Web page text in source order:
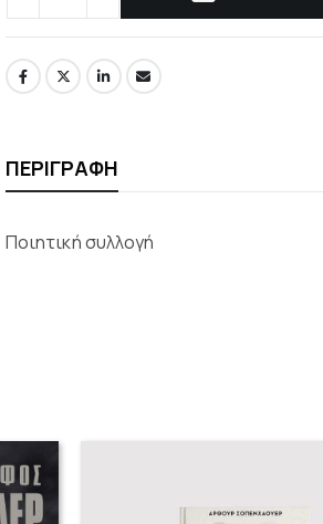
ΠΕΡΙΓΡΑΦΉ
Ποιητική συλλογή